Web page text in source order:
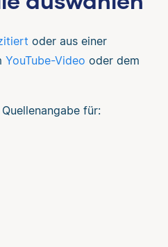
oder aus einer
YouTube-Video oder dem
für: